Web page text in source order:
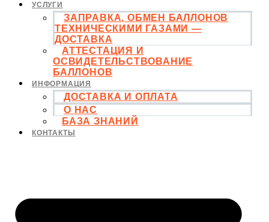
УСЛУГИ
ЗАПРАВКА, ОБМЕН БАЛЛОНОВ
ТЕХНИЧЕСКИМИ ГАЗАМИ —
ДОСТАВКА
АТТЕСТАЦИЯ И
ОСВИДЕТЕЛЬСТВОВАНИЕ
БАЛЛОНОВ
ИНФОРМАЦИЯ
ДОСТАВКА И ОПЛАТА
О НАС
БАЗА ЗНАНИЙ
КОНТАКТЫ